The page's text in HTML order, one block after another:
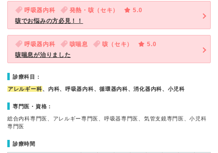
呼吸器内科 発熱・咳（セキ）
5.0
咳でお悩みの方必見！！
呼吸器内科 咳喘息 咳（セキ）
5.0
咳喘息が治りました
診療科目：
アレルギー科、内科、呼吸器内科、循環器内科、消化器内科、小児科
専門医・資格：
総合内科専門医、アレルギー専門医、呼吸器専門医、気管支鏡専門医、小児科
専門医
診療時間